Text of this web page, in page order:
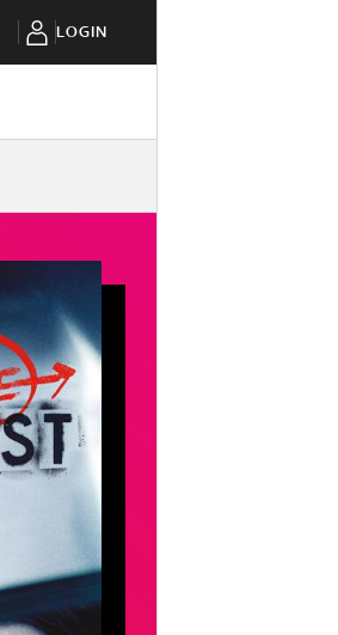
LOGIN